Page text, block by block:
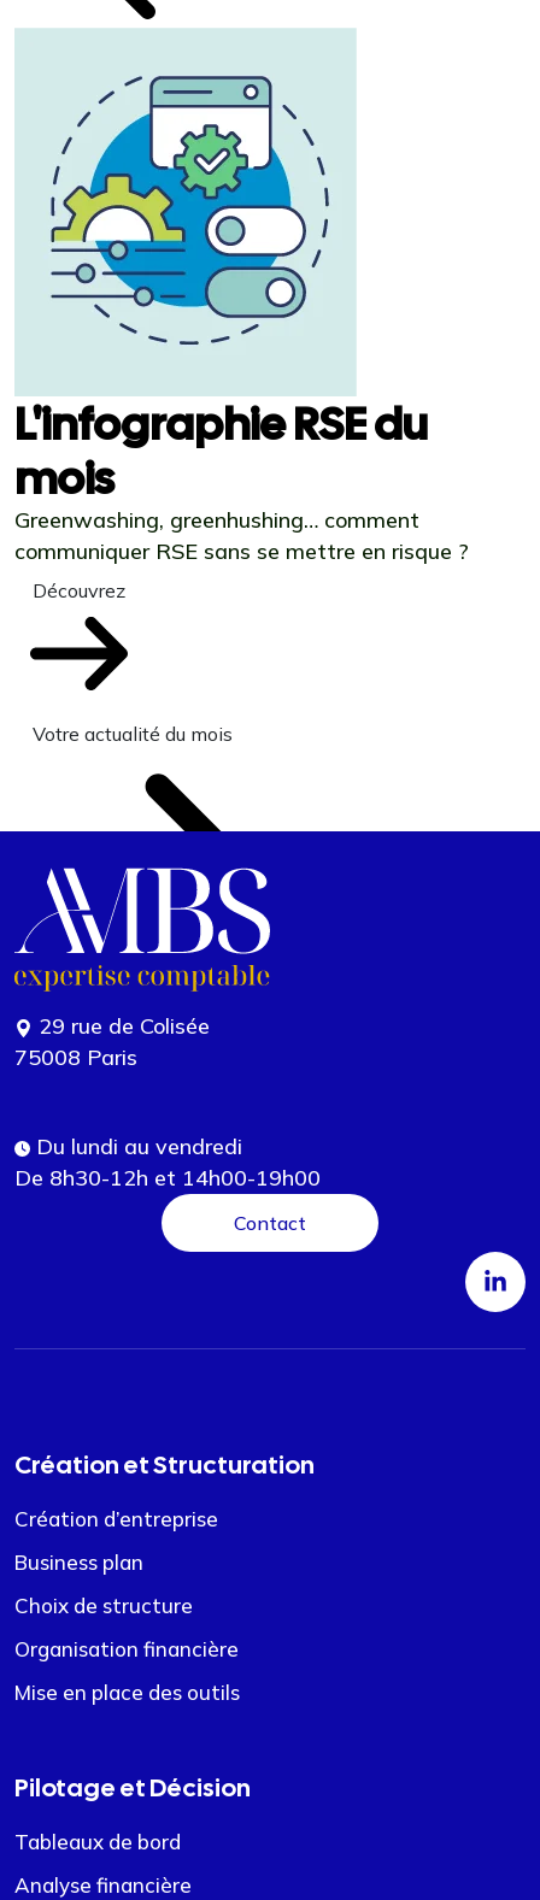
L'infographie RSE du
mois
Greenwashing, greenhushing… comment
communiquer RSE sans se mettre en risque ?
Découvrez
Votre actualité du mois
29 rue de Colisée
75008 Paris
Du lundi au vendredi
De 8h30-12h et 14h00-19h00
Contact
Création et Structuration
Création d’entreprise
Business plan
Choix de structure
Organisation financière
Mise en place des outils
Pilotage et Décision
Tableaux de bord
Analyse financière